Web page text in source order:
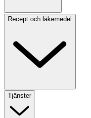
Recept och läkemedel
Tjänster